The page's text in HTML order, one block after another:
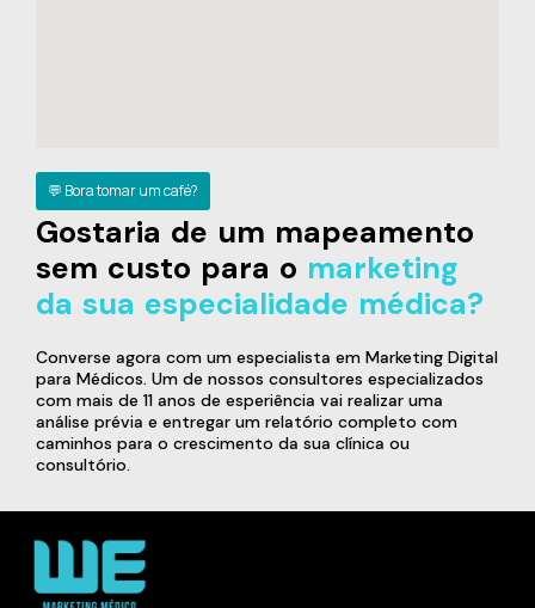
💬 Bora tomar um café?
Gostaria de um mapeamento
sem custo para o marketing
da sua especialidade médica?
Converse agora com um especialista em Marketing Digital
para Médicos. Um de nossos consultores especializados
com mais de 11 anos de esperiência vai realizar uma
análise prévia e entregar um relatório completo com
caminhos para o crescimento da sua clínica ou
consultório.